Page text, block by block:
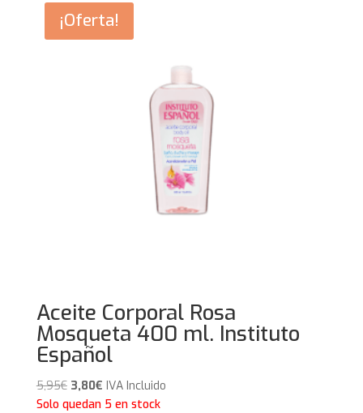
¡Oferta!
Aceite Corporal Rosa
Mosqueta 400 ml. Instituto
Español
5,95€ El
precio
3,80€El
precio
IVA Incluido
Solo quedan 5 en stock